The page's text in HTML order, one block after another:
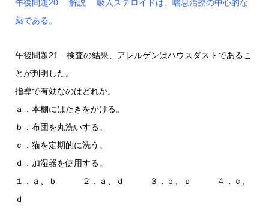
午後問題20 解説 吸入ステロイドは、喘息治療の中心的な
薬である。
午後問題21 検査の結果、アレルゲンはハウスダストであるこ
とが判明した。
指導で有効なのはどれか。
ａ．本棚にはたきをかける。
ｂ．布団を丸洗いする。
ｃ．猫を定期的に洗う。
ｄ．加湿器を使用する。
１．ａ、ｂ ２．ａ、ｄ ３．ｂ、ｃ ４．ｃ、
ｄ